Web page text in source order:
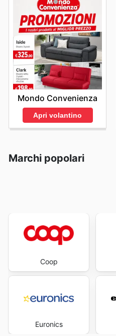
Mondo Convenienza
Apri volantino
Marchi popolari
Coop
Euronics